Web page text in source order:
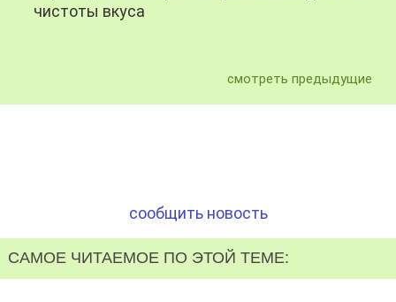
чистоты вкуса
смотреть предыдущие
сообщить новость
САМОЕ ЧИТАЕМОЕ ПО ЭТОЙ ТЕМЕ: